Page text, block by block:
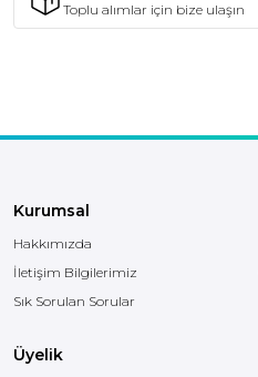
Toplu alımlar için bize ulaşın
Kurumsal
Hakkımızda
İletişim Bilgilerimiz
Sık Sorulan Sorular
Üyelik